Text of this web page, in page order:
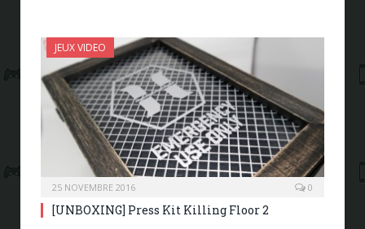
JEUX VIDEO
25 NOVEMBRE 2016 0
[UNBOXING] Press Kit Killing Floor 2